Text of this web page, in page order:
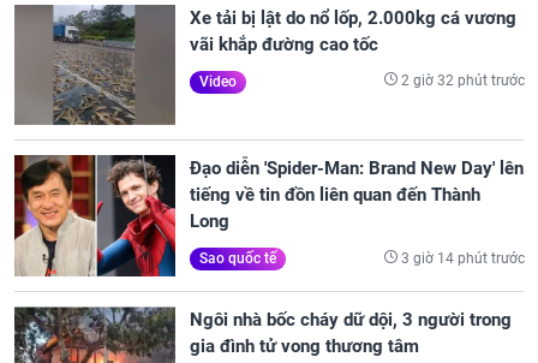
Xe tải bị lật do nổ lốp, 2.000kg cá vương
vãi khắp đường cao tốc
Video 2 giờ 32 phút trước
Đạo diễn 'Spider-Man: Brand New Day' lên
tiếng về tin đồn liên quan đến Thành
Long
Sao quốc tế 3 giờ 14 phút trước
Ngôi nhà bốc cháy dữ dội, 3 người trong
gia đình tử vong thương tâm